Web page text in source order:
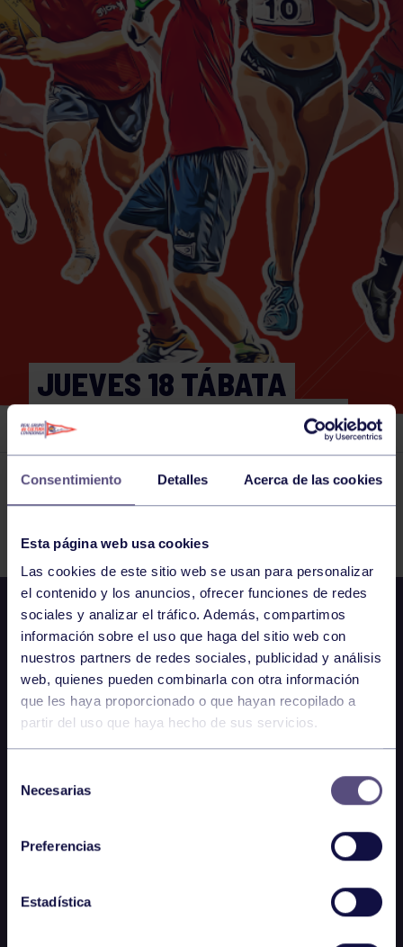
Consentimiento Detalles Acerca de las cookies
Esta página web usa cookies
Las cookies de este sitio web se usan para personalizar
el contenido y los anuncios, ofrecer funciones de redes
sociales y analizar el tráfico. Además, compartimos
información sobre el uso que haga del sitio web con
nuestros partners de redes sociales, publicidad y análisis
web, quienes pueden combinarla con otra información
que les haya proporcionado o que hayan recopilado a
partir del uso que haya hecho de sus servicios.
Necesarias
Preferencias
Estadística
JUEVES 18 TÁBATA
17:00-17:30H GIMNASIO